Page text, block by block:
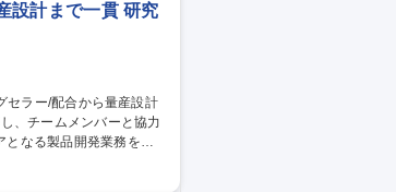
設計まで一貫 研究
となる製品開発業務をお